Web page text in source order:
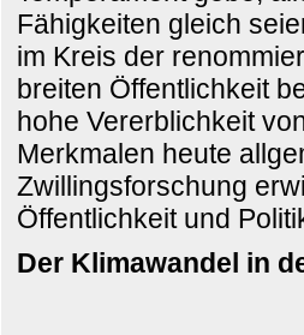
Fähigkeiten gleich
im Kreis der
breiten Öffentlichkeit
hohe Vererblichkeit
Merkmalen heute
Zwillingsforschung
Öffentlichkeit und
Der Klimawandel in